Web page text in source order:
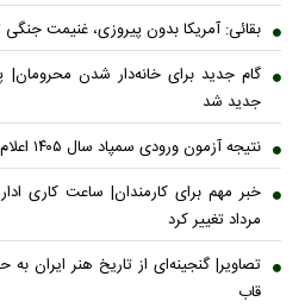
بقائی: آمریکا بدون پیروزی، غنیمت
گام جدید برای خانه‌دار شدن محرومان|
جدید شد
نتیجه آزمون ورودی سمپاد سال ۱۴۰۵ اعلام شد + نحوه مشاهده نتایج
مرداد تغییر کرد
قاب